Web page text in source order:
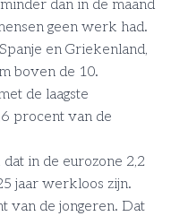
dan in de maand
geen werk had.
en Griekenland,
boven de 10.
de laagste
procent van de
in de eurozone 2,2
jaar werkloos zijn.
van de jongeren. Dat